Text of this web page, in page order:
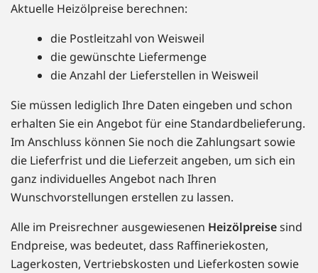
Aktuelle Heizölpreise berechnen:
die Postleitzahl von Weisweil
die gewünschte Liefermenge
die Anzahl der Lieferstellen in Weisweil
Sie müssen lediglich Ihre Daten eingeben und schon
erhalten Sie ein Angebot für eine Standardbelieferung.
Im Anschluss können Sie noch die Zahlungsart sowie
die Lieferfrist und die Lieferzeit angeben, um sich ein
ganz individuelles Angebot nach Ihren
Wunschvorstellungen erstellen zu lassen.
Alle im Preisrechner ausgewiesenen Heizölpreisesind
Endpreise, was bedeutet, dass Raffineriekosten,
Lagerkosten, Vertriebskosten und Lieferkosten sowie